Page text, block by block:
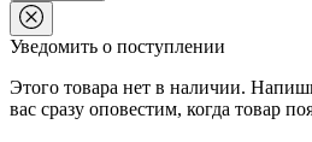
Уведомить о поступлении
Этого товара нет в наличии.
вас сразу оповестим, когда товар